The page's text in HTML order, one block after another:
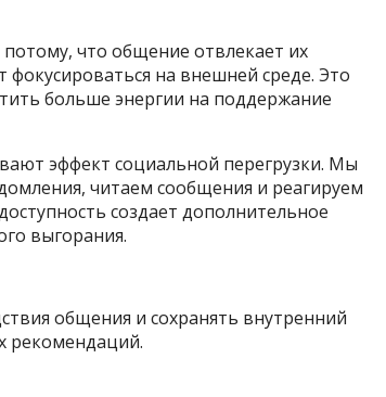
что общение отвлекает их
на внешней среде. Это
больше энергии на поддержание
эффект социальной перегрузки. Мы
читаем сообщения и реагируем
создает дополнительное
выгорания.
общения и сохранять внутренний
рекомендаций.